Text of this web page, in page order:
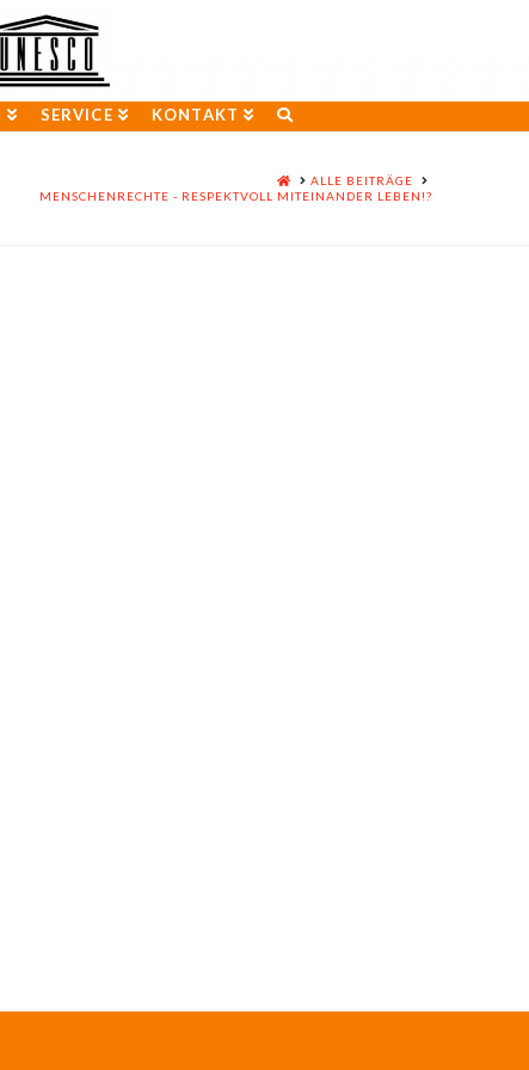
SERVICE KONTAKT
HOMEALLE BEITRÄGE
MENSCHENRECHTE - RESPEKTVOLL MITEINANDER LEBEN!?